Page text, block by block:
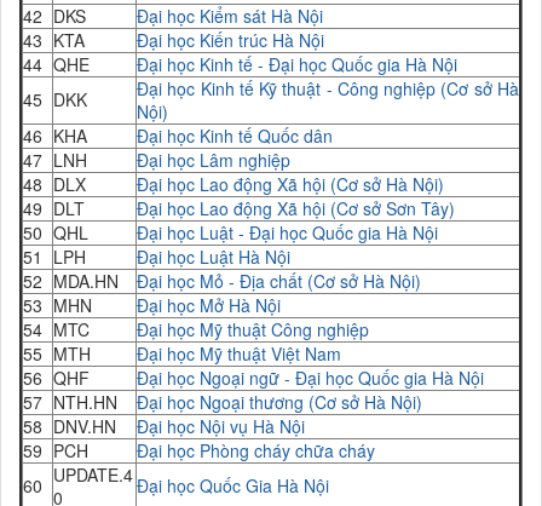
42 DKS
Đại học Kiểm sát Hà Nội
43 KTA
Đại học Kiến trúc Hà Nội
44 QHE
Đại học Kinh tế - Đại học Quốc gia Hà Nội
45 DKK
Đại học Kinh tế Kỹ thuật - Công nghiệp (Cơ sở Hà
Nội)
46 KHA
Đại học Kinh tế Quốc dân
47 LNH
Đại học Lâm nghiệp
48 DLX
Đại học Lao động Xã hội (Cơ sở Hà Nội)
49 DLT
Đại học Lao động Xã hội (Cơ sở Sơn Tây)
50 QHL
Đại học Luật - Đại học Quốc gia Hà Nội
51
LPH
Đại học Luật Hà Nội
52 MDA.HN
Đại học Mỏ - Địa chất (Cơ sở Hà Nội)
53 MHN
Đại học Mở Hà Nội
54 MTC
Đại học Mỹ thuật Công nghiệp
55 MTH
Đại học Mỹ thuật Việt Nam
56 QHF
Đại học Ngoại ngữ - Đại học Quốc gia Hà Nội
57 NTH.HN
Đại học Ngoại thương (Cơ sở Hà Nội)
58 DNV.HN
Đại học Nội vụ Hà Nội
59 PCH
Đại học Phòng cháy chữa cháy
60 UPDATE.4
0
Đại học Quốc Gia Hà Nội